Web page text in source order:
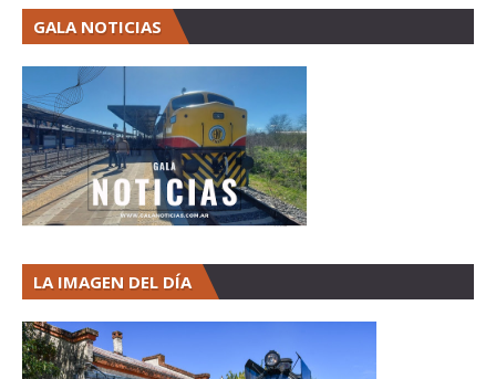
GALA NOTICIAS
LA IMAGEN DEL DÍA